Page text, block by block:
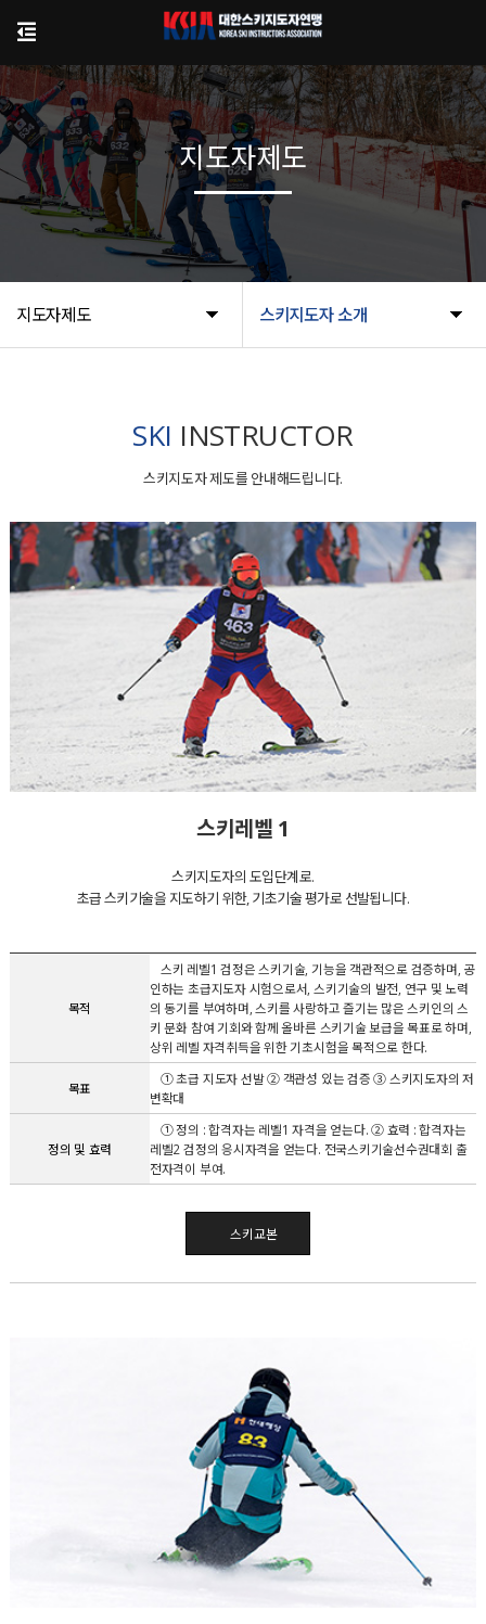
지도자제도 스키지도자 소개
지도자제도
SKI INSTRUCTOR
스키지도자 제도를 안내해드립니다.
스키레벨 1
스키지도자의 도입단계로.
초급 스키기술을 지도하기 위한, 기초기술 평가로 선발됩니다.
목적
스키 레벨1 검정은 스키기술, 기능을 객관적으로 검증하며, 공
인하는 초급지도자 시험으로서, 스키기술의 발전, 연구 및 노력
의 동기를 부여하며, 스키를 사랑하고 즐기는 많은 스키인의 스
키 문화 참여 기회와 함께 올바른 스키기술 보급을 목표로 하며,
상위 레벨 자격취득을 위한 기초시험을 목적으로 한다.
목표
① 초급 지도자 선발 ② 객관성 있는 검증 ③ 스키지도자의 저
변확대
정의 및 효력
① 정의 : 합격자는 레벨1 자격을 얻는다. ② 효력 : 합격자는
레벨2 검정의 응시자격을 얻는다. 전국스키기술선수권대회 출
전자격이 부여.
스키교본